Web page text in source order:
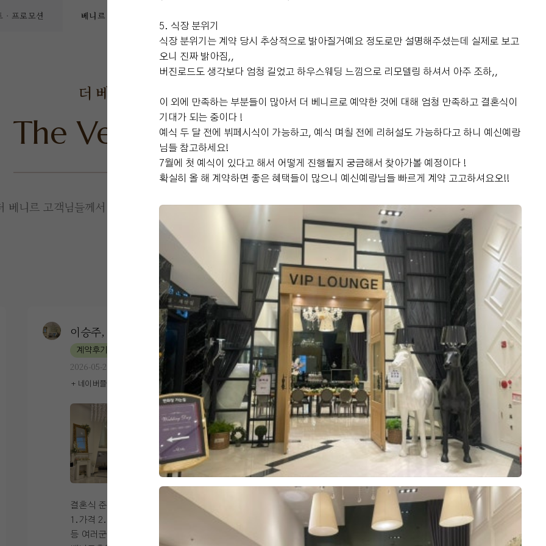
· 프로모션 베니르 리얼후기
더 베니르 고객후기
The VenirReview
베니르 고객님들께서 직접 작성해주신 소중한 후기입니다.
후기 쓰기
이승주, 이은혜
계약후기
2026-05-29 76명 읽음
+ 네이버플레이스
+8
결혼식 준비하면서 가장 우선순위로본게
1.가격 2.음식 3.위치.4.주차5.예쁜홀 등
등 여러군데 검색하고 알아보다가 안산 더
이승주, 이은혜
시식후기
2026-05-06 103명 읽음
0
+7
웨딩홀 결정할때 주차,위치,음식,가격,홀
이쁜거 봤는데 전부 다 육각형이라 당일 계
약해버렸네요🥹 무엇보다 음식종류가 한
식,중식,일식,디저트,음료 등 다양해서 사
5. 식장 분위기
식장 분위기는 계약 당시 추상적으로 밝아질거예요 정도로만 설명해주셨는데 실제로 보고
오니 진짜 밝아짐,,
버진로드도 생각보다 엄청 길었고 하우스웨딩 느낌으로 리모델링 하셔서 아주 조하,,
이 외에 만족하는 부분들이 많아서 더 베니르로 예약한 것에 대해 엄청 만족하고 결혼식이
기대가 되는 중이다 !
예식 두 달 전에 뷔페시식이 가능하고, 예식 며칠 전에 리허설도 가능하다고 하니 예신예랑
님들 참고하세요!
7월에 첫 예식이 있다고 해서 어떻게 진행될지 궁금해서 찾아가볼 예정이다 !
확실히 올 해 계약하면 좋은 혜택들이 많으니 예신예랑님들 빠르게 계약 고고하셔요오!!